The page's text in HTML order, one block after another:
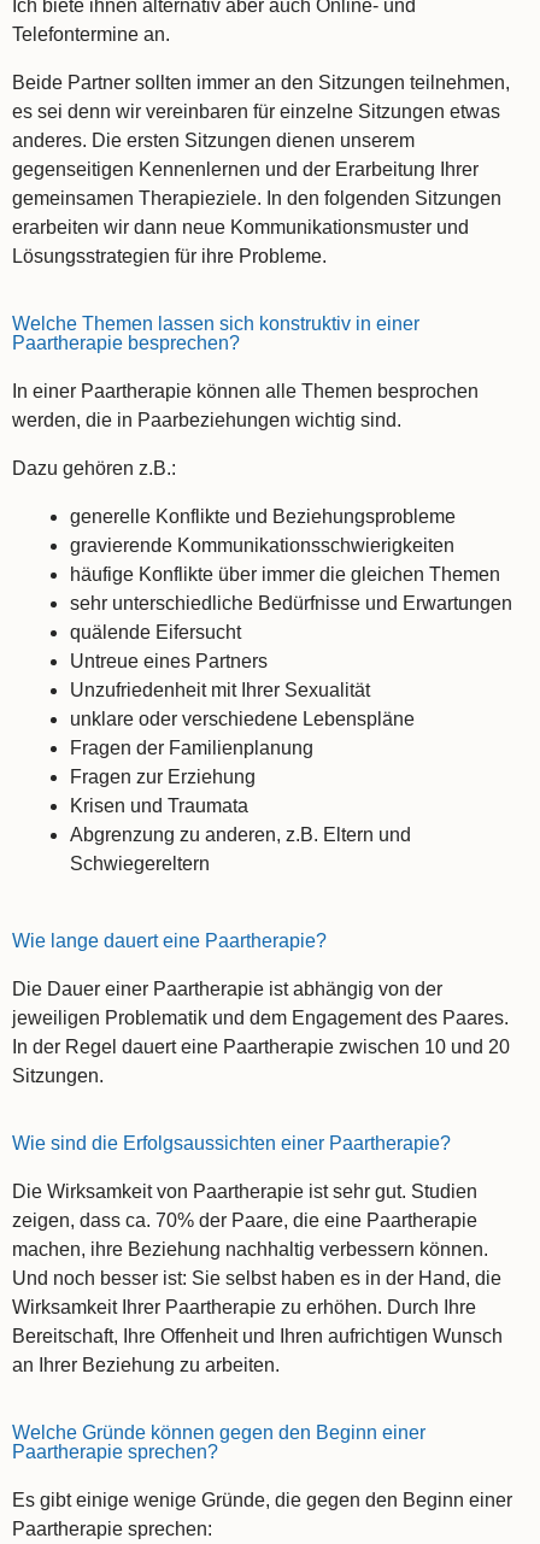
Ich biete ihnen alternativ aber auch Online- und
Telefontermine an.
Beide Partner sollten immer an den Sitzungen teilnehmen,
es sei denn wir vereinbaren für einzelne Sitzungen etwas
anderes. Die ersten Sitzungen dienen unserem
gegenseitigen Kennenlernen und der Erarbeitung Ihrer
gemeinsamen Therapieziele. In den folgenden Sitzungen
erarbeiten wir dann neue Kommunikationsmuster und
Lösungsstrategien für ihre Probleme.
Welche Themen lassen sich konstruktiv in einer
Paartherapie besprechen?
In einer Paartherapie können alle Themen besprochen
werden, die in Paarbeziehungen wichtig sind.
Dazu gehören z.B.:
generelle Konflikte und Beziehungsprobleme
gravierende Kommunikationsschwierigkeiten
häufige Konflikte über immer die gleichen Themen
sehr unterschiedliche Bedürfnisse und Erwartungen
quälende Eifersucht
Untreue eines Partners
Unzufriedenheit mit Ihrer Sexualität
unklare oder verschiedene Lebenspläne
Fragen der Familienplanung
Fragen zur Erziehung
Krisen und Traumata
Abgrenzung zu anderen, z.B. Eltern und
Schwiegereltern
Wie lange dauert eine Paartherapie?
Die Dauer einer Paartherapie ist abhängig von der
jeweiligen Problematik und dem Engagement des Paares.
In der Regel dauert eine Paartherapie zwischen 10 und 20
Sitzungen.
Wie sind die Erfolgsaussichten einer Paartherapie?
Die Wirksamkeit von Paartherapie ist sehr gut. Studien
zeigen, dass ca. 70% der Paare, die eine Paartherapie
machen, ihre Beziehung nachhaltig verbessern können.
Und noch besser ist: Sie selbst haben es in der Hand, die
Wirksamkeit Ihrer Paartherapie zu erhöhen. Durch Ihre
Bereitschaft, Ihre Offenheit und Ihren aufrichtigen Wunsch
an Ihrer Beziehung zu arbeiten.
Welche Gründe können gegen den Beginn einer
Paartherapie sprechen?
Es gibt einige wenige Gründe, die gegen den Beginn einer
Paartherapie sprechen: